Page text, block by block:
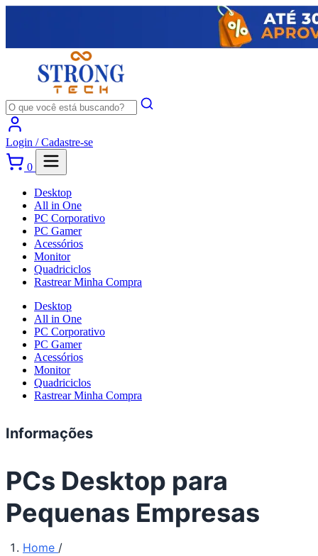
Login /Cadastre-se
0
Desktop
All in One
PC Corporativo
PC Gamer
Acessórios
Monitor
Quadriciclos
Rastrear Minha Compra
Desktop
All in One
PC Corporativo
PC Gamer
Acessórios
Monitor
Quadriciclos
Rastrear Minha Compra
Informações
PCs Desktop para
Pequenas Empresas
Home /